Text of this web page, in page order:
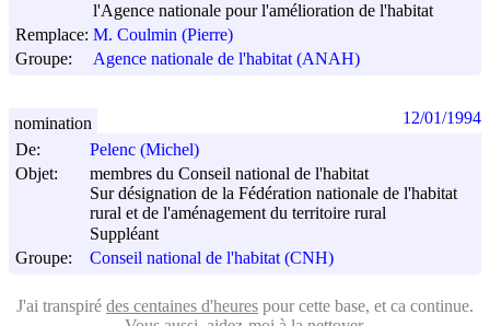
l'Agence nationale pour l'amélioration de l'habitat
Remplace: M. Coulmin (Pierre)
Groupe:
Agence nationale de l'habitat (ANAH)
De:
Pelenc (Michel)
Objet:
membres du Conseil national de l'habitat
Sur désignation de la Fédération nationale de l'habitat
rural et de l'aménagement du territoire rural
Suppléant
Groupe:
Conseil national de l'habitat (CNH)
nomination 12/01/1994
J'ai transpiré des centaines d'heures pour cette base, et ca continue.